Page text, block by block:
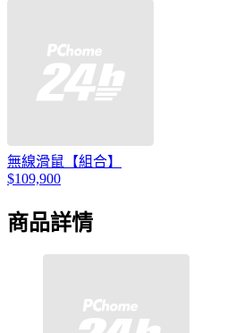
無線滑鼠【組合】
$109,900
商品詳情